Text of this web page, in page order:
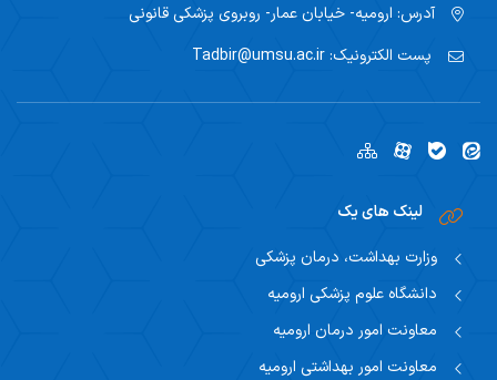
آدرس: ارومیه- خیابان عمار- روبروی پزشکی قانونی
پست الکترونیک:
لینک های یک
وزارت بهداشت، درمان پزشکی
دانشگاه علوم پزشکی ارومیه
معاونت امور درمان ارومیه
معاونت امور بهداشتی ارومیه